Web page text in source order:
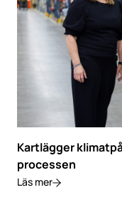
Kartlägger
processen
Läs mer